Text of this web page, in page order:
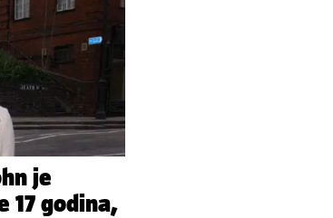
je
17 godina,